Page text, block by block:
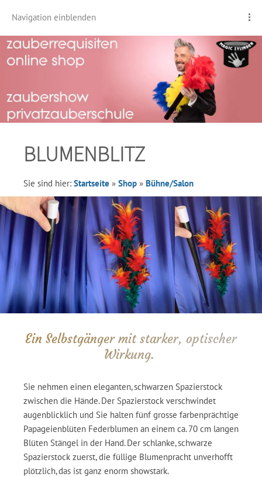
Navigation einblenden
BLUMENBLITZ
Sie sind hier: Startseite » Shop » Bühne/Salon
Ein Selbstgänger mit starker, optischer
Wirkung.
Sie nehmen einen eleganten, schwarzen Spazierstock
zwischen die Hände. Der Spazierstock verschwindet
augenblicklich und Sie halten fünf grosse farbenprächtige
Papageienblüten Federblumen an einem ca. 70 cm langen
Blüten Stängel in der Hand. Der schlanke, schwarze
Spazierstock zuerst, die füllige Blumenpracht unverhofft
plötzlich, das ist ganz enorm showstark.